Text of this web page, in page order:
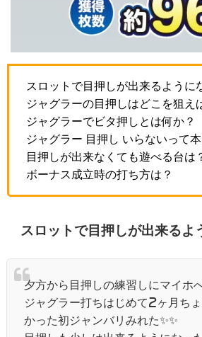
スロットで目押しが出来るように
ジャグラーの目押しはどこを狙え
ジャグラーでビタ押しとは何か？
ジャグラー 目押し いらないって本
目押しが出来なくても遊べる台は
ボーナス成立時の打ち方は？
スロットで目押しが出来るよ
夕方から目押しの練習しにマイホ
ジャグラー打ちはじめて2ヶ月ち
かった初ジャンバリみれた✨✨